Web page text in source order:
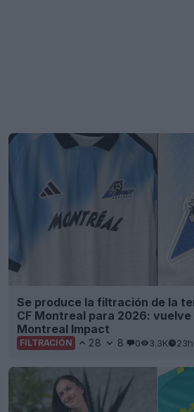
Se produce la filtración de la
CF Montreal para 2026:
Montreal Impact
FILTRACIÓN 28 8 0 3.3K 23h